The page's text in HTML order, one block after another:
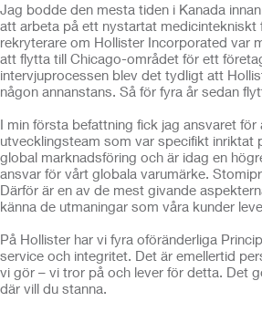
Jag bodde den mesta tiden i Kanada
att arbeta på ett nystartat medicintekniskt
rekryterare om Hollister Incorporated var
att flytta till Chicago-området för ett
intervjuprocessen blev det tydligt att
någon annanstans. Så för fyra år sedan
I min första befattning fick jag ansvaret
utvecklingsteam som var specifikt inriktat
global marknadsföring och är idag en
ansvar för vårt globala varumärke.
Därför är en av de mest givande
känna de utmaningar som våra kunder
På Hollister har vi fyra oföränderliga
service och integritet. Det är emellertid
vi gör – vi tror på och lever för detta. Det
där vill du stanna.